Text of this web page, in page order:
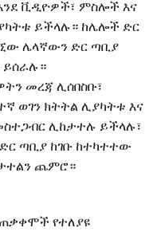
ቪዲዮዎች፣ ምስሎች እና
ይችላሉ። ከሌሎች ድር
ሌላኛውን ድር ጣቢያ
ይሰራሉ።
መረጃ ሊሰበስቡ፣
ወገን ክትትል ሊያካትቱ እና
ሊከታተሉ ይችላሉ፣
ጣቢያ ከገቡ ከተካተተው
ጨምሮ።
የተለያዩ